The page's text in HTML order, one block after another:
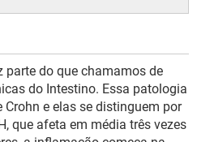
do que chamamos de
do Intestino. Essa patologia
e elas se distinguem por
que afeta em média três vezes